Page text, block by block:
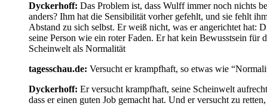
Dyckerhoff: Das Problem ist, dass Wulff immer noch nichts
anders? Ihm hat die Sensibilität vorher gefehlt, und sie fehlt
Abstand zu sich selbst. Er weiß nicht, was er angerichtet hat:
seine Person wie ein roter Faden. Er hat kein Bewusstsein für
Scheinwelt als Normalität
tagesschau.de: Versucht er krampfhaft, so etwas wie
Dyckerhoff: Er versucht krampfhaft, seine Scheinwelt
dass er einen guten Job gemacht hat. Und er versucht zu